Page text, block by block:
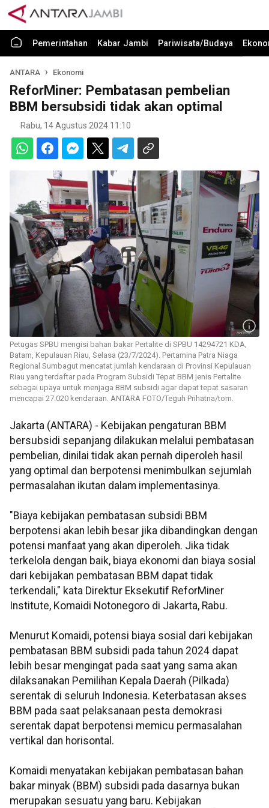
Pemerintahan Kabar Jambi Pariwisata/Budaya
ANTARA Ekonomi
ReforMiner: Pembatasan pembelian
BBM bersubsidi tidak akan optimal
Rabu, 14 Agustus 2024 11:10
Petugas SPBU mengisi bahan bakar Pertalite di SPBU 14294721 KDA,
Batam, Kepulauan Riau, Selasa (23/7/2024). Pertamina Patra Niaga
Regional Sumbagut mencatat jumlah kendaraan di Provinsi Kepulauan
Riau yang terdaftar pada Program Subsidi Tepat BBM jenis Pertalite
sebagai upaya untuk menjaga BBM subsidi agar dapat tepat sasaran
mencapai 27.020 kendaraan. ANTARA FOTO/Teguh Prihatna/tom.
Jakarta (ANTARA) - Kebijakan pengaturan BBM
bersubsidi sepanjang dilakukan melalui pembatasan
pembelian, dinilai tidak akan pernah diperoleh hasil
yang optimal dan berpotensi menimbulkan sejumlah
permasalahan ikutan dalam implementasinya.
"Biaya kebijakan pembatasan subsidi BBM
berpotensi akan lebih besar jika dibandingkan dengan
potensi manfaat yang akan diperoleh. Jika tidak
terkelola dengan baik, biaya ekonomi dan biaya sosial
dari kebijakan pembatasan BBM dapat tidak
terkendali," kata Direktur Eksekutif ReforMiner
Institute, Komaidi Notonegoro di Jakarta, Rabu.
Menurut Komaidi, potensi biaya sosial dari kebijakan
pembatasan BBM subsidi pada tahun 2024 dapat
lebih besar mengingat pada saat yang sama akan
dilaksanakan Pemilihan Kepala Daerah (Pilkada)
serentak di seluruh Indonesia. Keterbatasan akses
BBM pada saat pelaksanaan pesta demokrasi
serentak dapat berpotensi memicu permasalahan
vertikal dan horisontal.
Komaidi menyatakan kebijakan pembatasan bahan
bakar minyak (BBM) subsidi pada dasarnya bukan
merupakan sesuatu yang baru. Kebijakan